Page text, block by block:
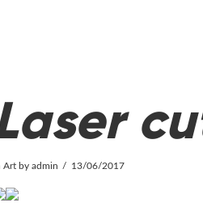
Art by admin 13/06/2017